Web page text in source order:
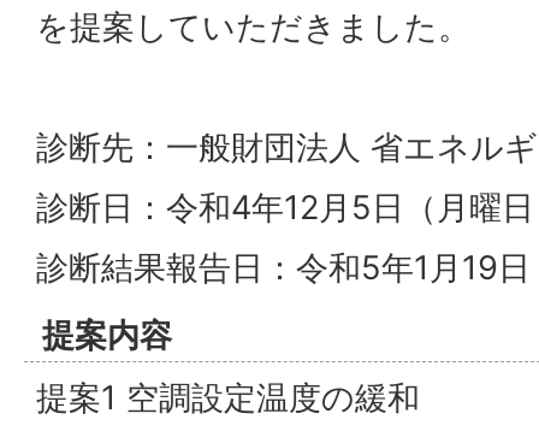
を提案していただきました。
診断先：一般財団法人 省エネル
診断日：令和4年12月5日（月曜
診断結果報告日：令和5年1月19
提案内容
提案1 空調設定温度の緩和